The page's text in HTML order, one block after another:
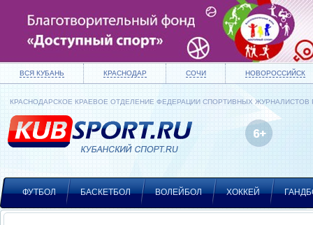
ВСЯ КУБАНЬ КРАСНОДАР СОЧИ НОВОРОССИЙСК
КРАСНОДАРСКОЕ КРАЕВОЕ ОТДЕЛЕНИЕ ФЕДЕРАЦИИ СПОРТИВНЫХ ЖУРНАЛИСТОВ
ФУТБОЛ БАСКЕТБОЛ ВОЛЕЙБОЛ ХОККЕЙ